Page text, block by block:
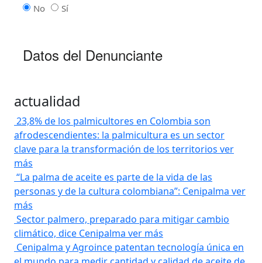
actualidad
23,8% de los palmicultores en Colombia son
afrodescendientes: la palmicultura es un sector
clave para la transformación de los territorios ver
más
“La palma de aceite es parte de la vida de las
personas y de la cultura colombiana”: Cenipalma ver
más
Sector palmero, preparado para mitigar cambio
climático, dice Cenipalma ver más
Cenipalma y Agroince patentan tecnología única en